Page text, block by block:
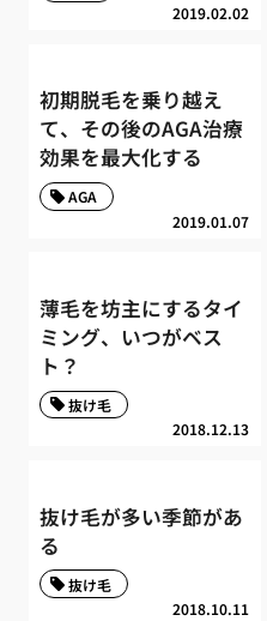
2019.02.02
初期脱毛を乗り越え
て、その後のAGA治療
効果を最大化する
2019.01.07
AGA
薄毛を坊主にするタイ
ミング、いつがベス
ト？
2018.12.13
抜け毛
抜け毛が多い季節があ
る
2018.10.11
抜け毛